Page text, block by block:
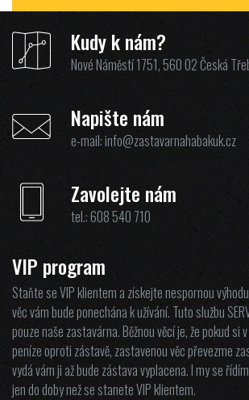
Kudy k nám?
Nové Náměstí 1751, 560 02 Česká
Napište nám
e-mail:info@zastavarnahabakuk.cz
Zavolejte nám
tel.:608 540 710
VIP program
Staňte se VIP klientem a získejte nespornou
věc vám bude ponechána k užívání. Tuto službu
pouze naše zastavárna. Běžnou věcí je, že pokud si
peníze oproti zástavě, zastavenou věc převezme
vydá vám ji až bude zástava vyplacena. I my se
jen do doby než se stanete VIP klientem.